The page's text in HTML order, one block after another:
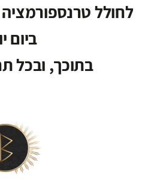
לחולל טרנספורמציה
ביום
בתוכך, ובכל